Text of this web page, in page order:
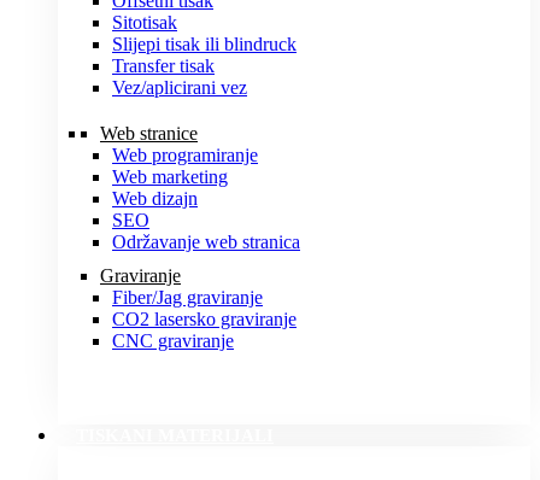
Sitotisak
Slijepi tisak ili blindruck
Transfer tisak
Vez/aplicirani vez
Web stranice
Web programiranje
Web marketing
Web dizajn
SEO
Održavanje web stranica
Graviranje
Fiber/Jag graviranje
CO2 lasersko graviranje
CNC graviranje